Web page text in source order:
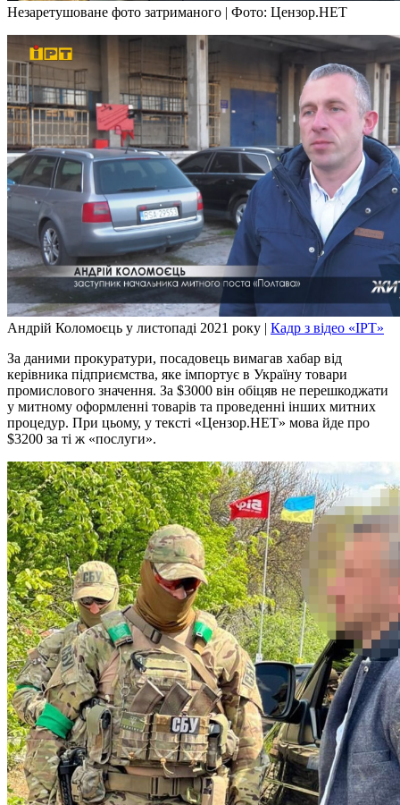
Незаретушоване фото затриманого | Фото: Цензор.НЕТ
Андрій Коломоєць у листопаді 2021 року | Кадр з відео «ІРТ»
За даними прокуратури, посадовець вимагав хабар від
керівника підприємства, яке імпортує в Україну товари
промислового значення. За $3000 він обіцяв не перешкоджати
у митному оформленні товарів та проведенні інших митних
процедур. При цьому, у тексті «Цензор.НЕТ» мова йде про
$3200 за ті ж «послуги».